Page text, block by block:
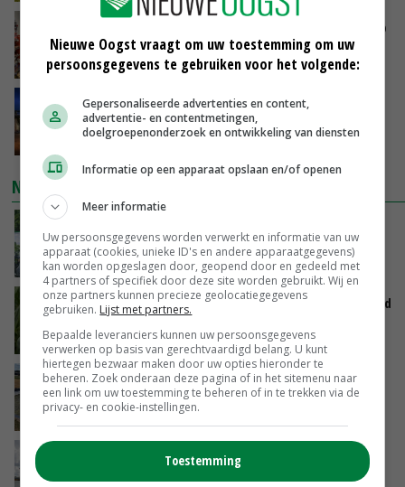
Oorlogen en El Niño stuwen voedselprijzen op
VANDAAG, 15:04
Nettowinst Royal A-ware onder druk ondanks
hogere omzet
VANDAAG, 14:35
NIEUWSTE VIDEO'S
de ambassade mag zelf groente plukken’
VANDAAG, 12:00
Limburgse mais van Frijns doet het verrassend
goed
VANDAAG, 10:00
Droogte veroorzaakt steeds meer problemen:
‘Bassin afgelopen week al leeg’
GISTEREN, 14:06
Koeien van enige drijvende boerderij ter
Nieuwe Oogst vraagt om uw toestemming om uw
persoonsgegevens te gebruiken voor het volgende:
Gepersonaliseerde advertenties en content,
advertentie- en contentmetingen,
doelgroepenonderzoek en ontwikkeling van diensten
Informatie op een apparaat opslaan en/of openen
Meer informatie
Uw persoonsgegevens worden verwerkt en informatie van uw
apparaat (cookies, unieke ID's en andere apparaatgegevens)
kan worden opgeslagen door, geopend door en gedeeld met
4 partners of specifiek door deze site worden gebruikt. Wij en
onze partners kunnen precieze geolocatiegegevens
gebruiken. Lijst met partners.
Bepaalde leveranciers kunnen uw persoonsgegevens
verwerken op basis van gerechtvaardigd belang. U kunt
hiertegen bezwaar maken door uw opties hieronder te
beheren. Zoek onderaan deze pagina of in het sitemenu naar
een link om uw toestemming te beheren of in te trekken via de
privacy- en cookie-instellingen.
Toestemming